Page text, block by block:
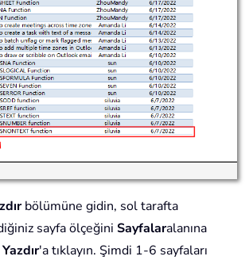
bölümüne gidin, sol tarafta
sayfa ölçeğini Sayfalaralanına
Yazdır'a tıklayın. Şimdi 1-6 sayfaları